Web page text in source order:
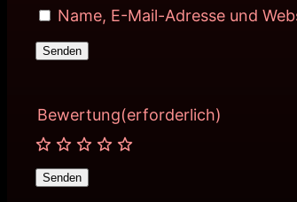
Name, E-Mail-Adresse und
Bewertung(erforderlich)
Senden